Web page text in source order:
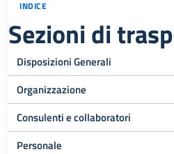
INDICE
Sezioni di
Disposizioni Generali
Organizzazione
Consulenti e collaboratori
Personale